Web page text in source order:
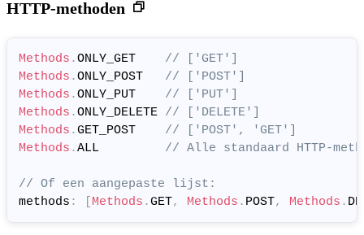
HTTP-methoden
Methods .ONLY_GET // ['GET']
Methods .ONLY_POST // ['POST']
Methods .ONLY_PUT // ['PUT']
Methods .ONLY_DELETE // ['DELETE']
Methods .GET_POST // ['POST', 'GET']
Methods .ALL // Alle standaard HTTP-
// Of een aangepaste lijst:
methods : [Methods .GET, Methods . POST, Methods .